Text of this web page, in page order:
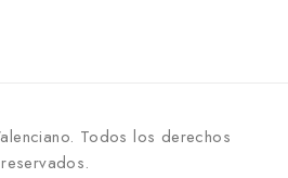
Todos los derechos
reservados.